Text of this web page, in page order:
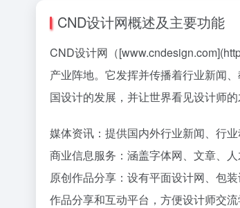
CND设计网概述及主要功能
CND设计网（
产业阵地。它发挥并传播着行业新闻
国设计的发展，并让世界看见设计师
媒体资讯：提供国内外行业新闻、行
商业信息服务：涵盖字体网、文章、
原创作品分享：设有平面设计网、包
作品分享和互动平台，方便设计师交流